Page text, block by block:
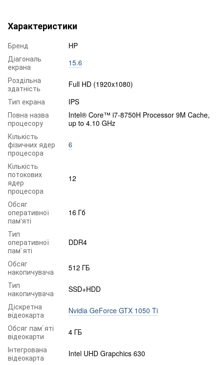
Характеристики
Бренд
HP
Діагональ
екрана
15.6
Роздільна
здатність
Full HD (1920x1080)
Тип екрана
IPS
Повна назва
процесору
Intel® Core™ i7-8750H Processor 9M Cache,
up to 4.10 GHz
Кількість
фізичних ядер
процесора
6
Кількість
потокових
ядер
процесора
12
Обсяг
оперативної
пам'яті
16 Гб
Тип
оперативної
пам`яті
DDR4
Обсяг
накопичувача
512 ГБ
Тип
накопичувача
SSD+HDD
Діскретна
відеокарта
Nvidia GeForce GTX 1050 Ti
Обсяг пам`яті
відеокарти
4 ГБ
Інтегрована
відеокарта
Intel UHD Grapchics 630